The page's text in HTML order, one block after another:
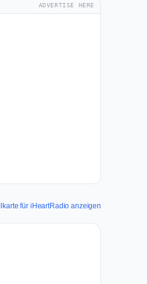
ADVERTISE HERE
für iHeartRadio anzeigen